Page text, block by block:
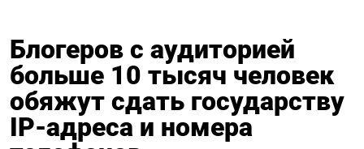
Блогеров с аудиторией
больше 10 тысяч человек
обяжут сдать государству
IP-адреса и номера